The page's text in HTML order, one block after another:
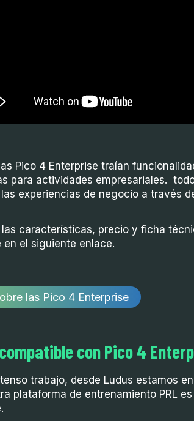
Pico 4 Enterprise traían
para actividades empresariales.
experiencias de negocio a través
las características, precio y ficha
en el siguiente enlace.
las Pico 4 Enterprise
con Pico 4
trabajo, desde Ludus estamos
plataforma de entrenamiento PRL